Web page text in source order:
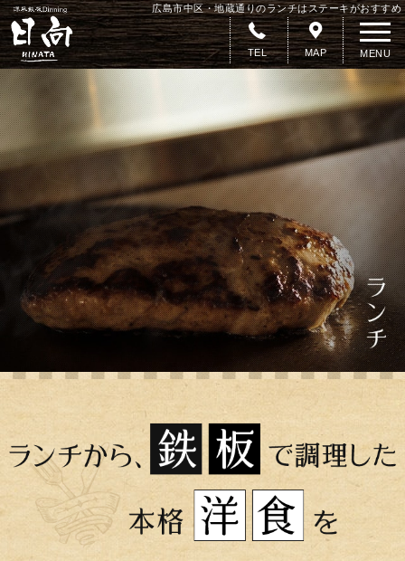
広島市中区・地蔵通りのランチはステーキがおすすめ
TEL MAP MENU